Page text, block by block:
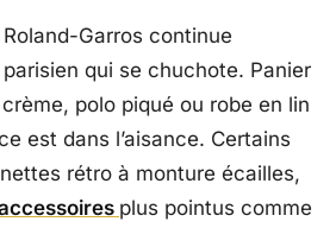
Garros continue
qui se chuchote. Panier
polo piqué ou robe en lin
est dans l’aisance. Certains
rétro à monture écailles,
plus pointus comme